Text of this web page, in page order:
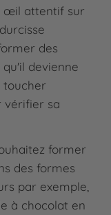
œil attentif sur
des
devienne
toucher
vérifier sa
former
des formes
par exemple,
à chocolat en